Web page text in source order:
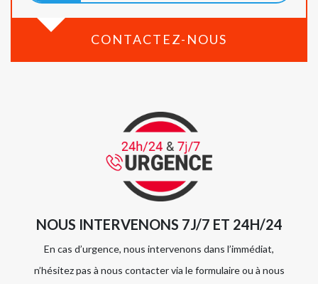
CONTACTEZ-NOUS
NOUS INTERVENONS 7J/7 ET 24H/24
En cas d’urgence, nous intervenons dans l’immédiat,
n’hésitez pas à nous contacter via le formulaire ou à nous